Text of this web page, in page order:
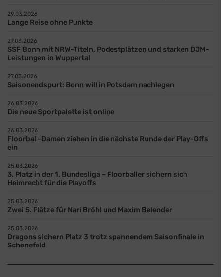
29.03.2026
Lange Reise ohne Punkte
27.03.2026
SSF Bonn mit NRW-Titeln, Podestplätzen und starken DJM-
Leistungen in Wuppertal
27.03.2026
Saisonendspurt: Bonn will in Potsdam nachlegen
26.03.2026
Die neue Sportpalette ist online
26.03.2026
Floorball-Damen ziehen in die nächste Runde der Play-Offs
ein
25.03.2026
3. Platz in der 1. Bundesliga – Floorballer sichern sich
Heimrecht für die Playoffs
25.03.2026
Zwei 5. Plätze für Nari Bröhl und Maxim Belender
25.03.2026
Dragons sichern Platz 3 trotz spannendem Saisonfinale in
Schenefeld